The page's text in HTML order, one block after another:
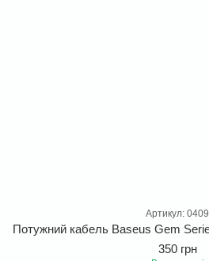
Артикул: 0409
350 грн